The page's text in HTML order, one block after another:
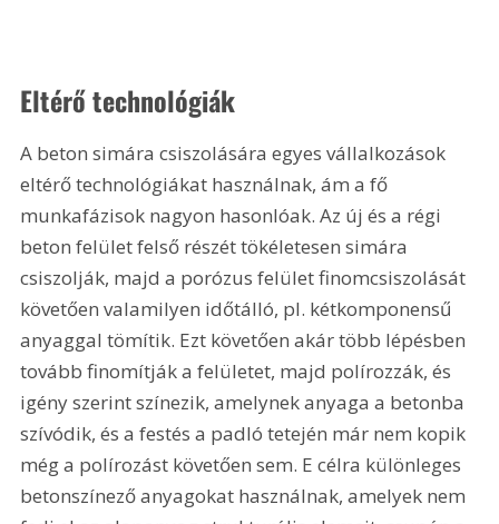
Eltérő technológiák
A beton simára csiszolására egyes vállalkozások
eltérő technológiákat használnak, ám a fő
munkafázisok nagyon hasonlóak. Az új és a régi
beton felület felső részét tökéletesen simára
csiszolják, majd a porózus felület finomcsiszolását
követően valamilyen időtálló, pl. kétkomponensű
anyaggal tömítik. Ezt követően akár több lépésben
tovább finomítják a felületet, majd polírozzák, és
igény szerint színezik, amelynek anyaga a betonba
szívódik, és a festés a padló tetején már nem kopik
még a polírozást követően sem. E célra különleges
betonszínező anyagokat használnak, amelyek nem